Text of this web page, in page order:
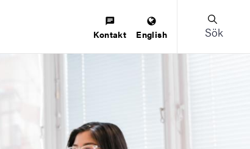
Kontakt English Sök